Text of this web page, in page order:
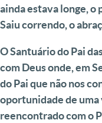
ainda estava longe, o
Saiu correndo, o
O Santuário do Pai
com Deus onde, em
do Pai que não nos
oportunidade de uma
reencontrado com o